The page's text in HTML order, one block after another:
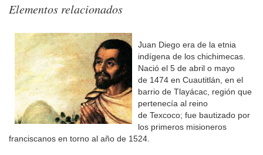
Elementos relacionados
Juan Diego era de la etnia
indígena de los chichimecas.
Nació el 5 de abril o mayo
de 1474 en Cuautitlán, en el
barrio de Tlayácac, región que
pertenecía al reino
de Texcoco; fue bautizado por
los primeros misioneros
franciscanos en torno al año de 1524.